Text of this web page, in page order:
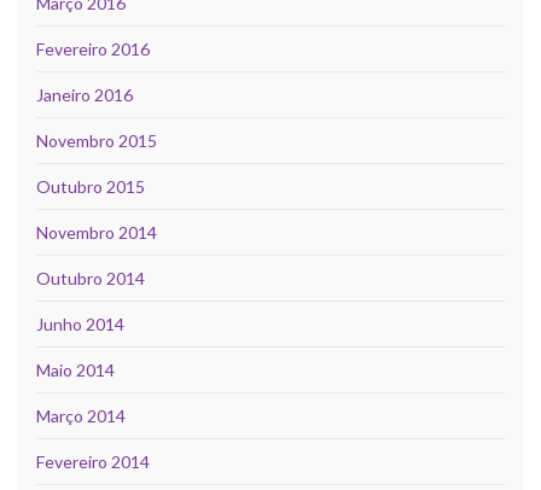
Fevereiro 2016
Janeiro 2016
Novembro 2015
Outubro 2015
Novembro 2014
Outubro 2014
Junho 2014
Maio 2014
Março 2014
Fevereiro 2014